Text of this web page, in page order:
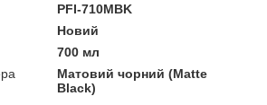
PFI-710MBK
Новий
700 мл
Матовий чорний (Matte
Black)